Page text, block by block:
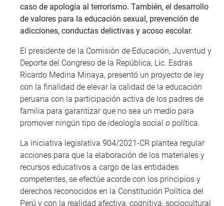
caso de apología al terrorismo. También, el desarrollo
de valores para la educación sexual, prevención de
adicciones, conductas delictivas y acoso escolar.
El presidente de la Comisión de Educación, Juventud y
Deporte del Congreso de la República, Lic. Esdras
Ricardo Medina Minaya, presentó un proyecto de ley
con la finalidad de elevar la calidad de la educación
peruana con la participación activa de los padres de
familia para garantizar que no sea un medio para
promover ningún tipo de ideología social o política.
La iniciativa legislativa 904/2021-CR plantea regular
acciones para que la elaboración de los materiales y
recursos educativos a cargo de las entidades
competentes, se efectúe acorde con los principios y
derechos reconocidos en la Constitución Política del
Perú y con la realidad afectiva, cognitiva, sociocultural